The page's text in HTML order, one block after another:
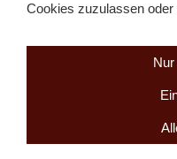
Cookies zuzulassen